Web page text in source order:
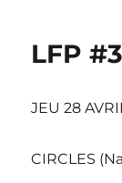
LFP
JEU 28
CIRCLES